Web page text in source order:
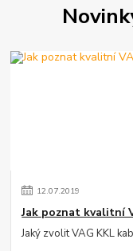
12.07.2019
Jak poznat kvalitní
Jaký zvolit VAG KKL